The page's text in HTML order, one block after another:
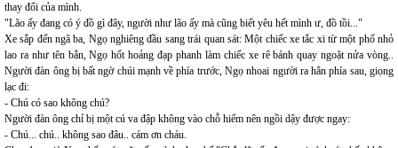
thay đổi của mình.
"Lão ấy đang có ý đồ gì đây, người như lão ấy mà cũng biết yêu hết mình ư, đồ tồi..."
Xe sắp đến ngã ba, Ngọ nghiêng đầu sang trái quan sát: Một chiếc xe tắc xi từ một phố nhỏ
lao ra như tên bắn, Ngọ hốt hoảng đạp phanh làm chiếc xe rê bánh quay ngoặt nửa vòng..
Người đàn ông bị bất ngờ chúi mạnh về phía trước, Ngọ nhoai người ra hẳn phía sau, giọng
lạc đi:
- Chú có sao không chú?
Người đàn ông chỉ bị một cú va đập không vào chỗ hiểm nên ngồi dậy được ngay:
- Chú... chú.. không sao đâu.. cám ơn cháu.